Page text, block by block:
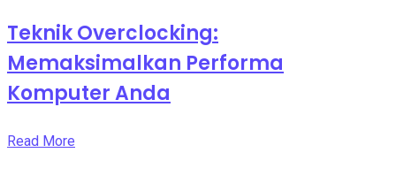
Teknik Overclocking:
Memaksimalkan Performa
Komputer Anda
Read More